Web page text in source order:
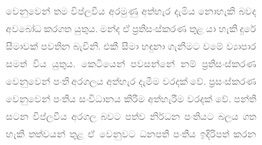
වෙනුවෙන් තම විප්ලවීය අරමුණු අත්හැර දැමිය නොහැකි බවද
අවබෝධ කරගත යුතුය. මන්ද ඒ ප්‍රතිසංස්කරණ තුළ යා හැකි දුරේ
සීමාවක් පවතින බැවිනි. එකී සීමා හඳුනා ගැනීමට වමේ ව්‍යාපාර
සමත් විය යුතුය. කෙටියෙන් පවසන්නේ නම් ප්‍රතිසංස්කරණ
වෙනුවෙන් පංති අරගලය අත්හැර දැමීම වරදක් වේ. ප්‍රසංස්කරණ
වෙනුවෙන් පංතිය සංවිධානය කිරීම අත්හැරීම වරදක් වේ. පන්ති
සටන විප්ලවීය අරගල බවට පත්ව නිර්ධන පංතියට බලය ගත
හැකි තත්වයන් තුළ ඒ වෙනුවට ධනපති පංතිය ඉදිරිපත් කරන